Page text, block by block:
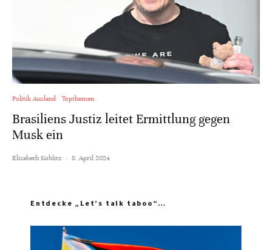
Politik Ausland Topthemen
Brasiliens Justiz leitet Ermittlung gegen
Musk ein
Elisabeth Koblitz · 8. April 2024
Entdecke „Let’s talk taboo“…